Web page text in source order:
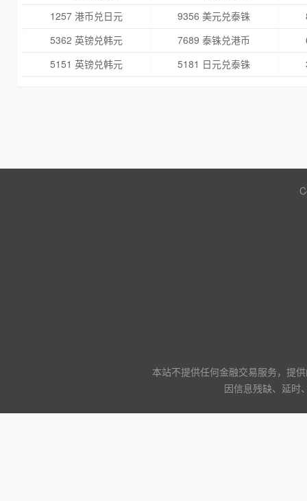
1257 港币兑日元
9356 美元兑泰铢
5362 英镑兑韩元
7689 泰铢兑港币
5151 英镑兑韩元
5181 日元兑泰铢
本站不提供任何金融交易服务，提
因信息残缺、延时